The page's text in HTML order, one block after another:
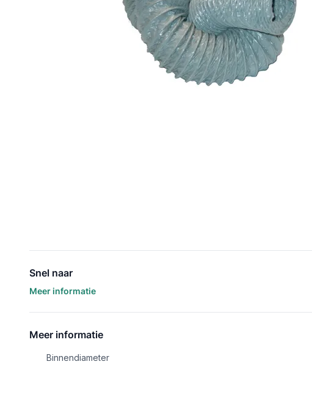
Snel naar
Meer informatie
Meer informatie
Binnendiameter